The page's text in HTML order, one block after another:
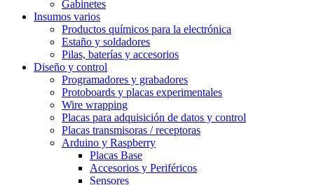
Gabinetes
Insumos varios
Productos químicos para la electrónica
Estaño y soldadores
Pilas, baterías y accesorios
Diseño y control
Programadores y grabadores
Protoboards y placas experimentales
Wire wrapping
Placas para adquisición de datos y control
Placas transmisoras / receptoras
Arduino y Raspberry
Placas Base
Accesorios y Periféricos
Sensores